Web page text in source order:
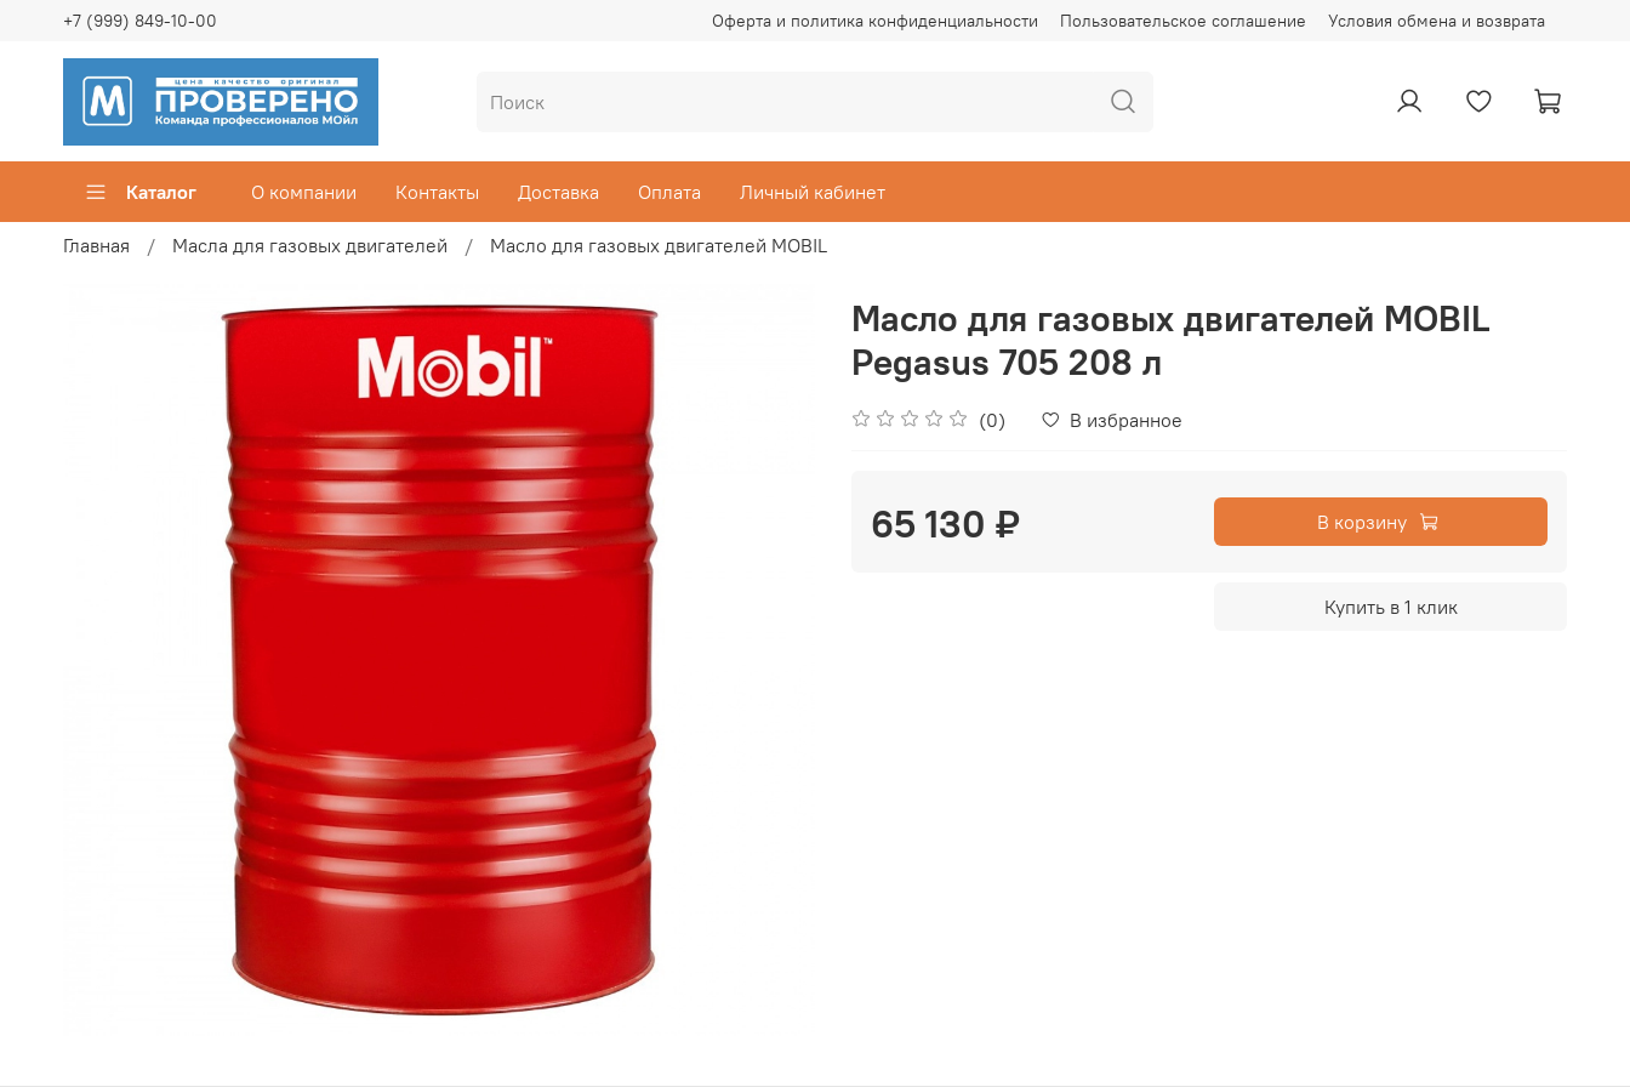
Оферта и политика конфиденциальности Пользовательское соглашение Условия обмена и возврата
+7 (999) 849-10-00
Каталог О компании Контакты Доставка Оплата Личный кабинет
Главная Масла для газовых двигателей Масло для газовых двигателей MOBIL
Масло для газовых двигателей MOBIL
Pegasus 705 208 л
(0) В избранное
65 130 ₽ В корзину
Купить в 1 клик